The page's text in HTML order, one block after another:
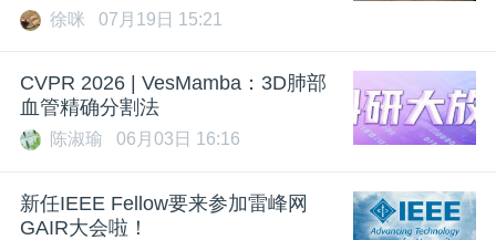
徐咪 07月19日 15:21
CVPR 2026 | VesMamba：3D肺部
血管精确分割法
陈淑瑜 06月03日 16:16
新任IEEE Fellow要来参加雷峰网
GAIR大会啦！